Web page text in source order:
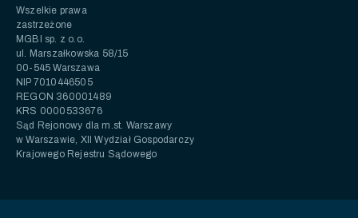
Wszelkie prawa
zastrzeżone
MGBI sp. z o.o.
ul. Marszałkowska 58/15
00-545 Warszawa
NIP 7010446505
REGON 360001489
KRS 0000533676
Sąd Rejonowy dla m.st. Warszawy
w Warszawie, XII Wydział Gospodarczy
Krajowego Rejestru Sądowego